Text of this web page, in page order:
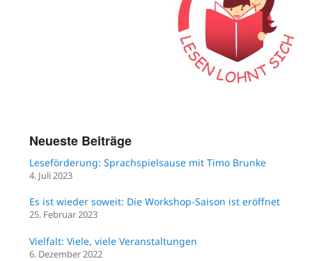
Neueste Beiträge
Leseförderung: Sprachspielsause mit Timo Brunke
4. Juli 2023
Es ist wieder soweit: Die Workshop-Saison ist eröffnet
25. Februar 2023
Vielfalt: Viele, viele Veranstaltungen
6. Dezember 2022